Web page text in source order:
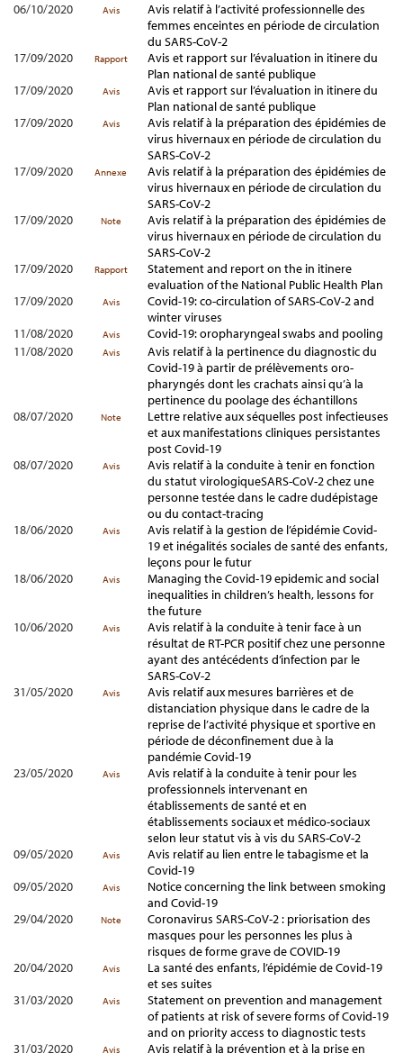
06/10/2020
Avis
Avis relatif à l’activité professionnelle des
femmes enceintes en période de circulation
du SARS-CoV-2
17/09/2020
Rapport
Avis et rapport sur l’évaluation in itinere du
Plan national de santé publique
17/09/2020
Avis
Avis et rapport sur l’évaluation in itinere du
Plan national de santé publique
17/09/2020
Avis
Avis relatif à la préparation des épidémies de
virus hivernaux en période de circulation du
SARS-CoV-2
17/09/2020
Annexe
Avis relatif à la préparation des épidémies de
virus hivernaux en période de circulation du
SARS-CoV-2
17/09/2020
Note
Avis relatif à la préparation des épidémies de
virus hivernaux en période de circulation du
SARS-CoV-2
17/09/2020
Rapport
Statement and report on the in itinere
evaluation of the National Public Health Plan
17/09/2020
Avis
Covid-19: co-circulation of SARS-CoV-2 and
winter viruses
11/08/2020
Avis
Covid-19: oropharyngeal swabs and pooling
11/08/2020
Avis
Avis relatif à la pertinence du diagnostic du
Covid-19 à partir de prélèvements oro-
pharyngés dont les crachats ainsi qu’à la
pertinence du poolage des échantillons
08/07/2020
Note
Lettre relative aux séquelles post infectieuses
et aux manifestations cliniques persistantes
post Covid-19
08/07/2020
Avis
Avis relatif à la conduite à tenir en fonction
du statut virologiqueSARS-CoV-2 chez une
personne testée dans le cadre dudépistage
ou du contact-tracing
18/06/2020
Avis
Avis relatif à la gestion de l’épidémie Covid-
19 et inégalités sociales de santé des enfants,
leçons pour le futur
18/06/2020
Avis
Managing the Covid-19 epidemic and social
inequalities in children’s health, lessons for
the future
10/06/2020
Avis
Avis relatif à la conduite à tenir face à un
résultat de RT-PCR positif chez une personne
ayant des antécédents d’infection par le
SARS-CoV-2
31/05/2020
Avis
Avis relatif aux mesures barrières et de
distanciation physique dans le cadre de la
reprise de l’activité physique et sportive en
période de déconfinement due à la
pandémie Covid-19
23/05/2020
Avis
Avis relatif à la conduite à tenir pour les
professionnels intervenant en
établissements de santé et en
établissements sociaux et médico-sociaux
selon leur statut vis à vis du SARS-CoV-2
09/05/2020
Avis
Avis relatif au lien entre le tabagisme et la
Covid-19
09/05/2020
Avis
Notice concerning the link between smoking
and Covid-19
29/04/2020
Note
Coronavirus SARS-CoV-2 : priorisation des
masques pour les personnes les plus à
risques de forme grave de COVID-19
20/04/2020
Avis
La santé des enfants, l’épidémie de Covid-19
et ses suites
31/03/2020
Avis
Statement on prevention and management
of patients at risk of severe forms of Covid-19
and on priority access to diagnostic tests
31/03/2020
Avis Avis relatif à la prévention et à la prise en